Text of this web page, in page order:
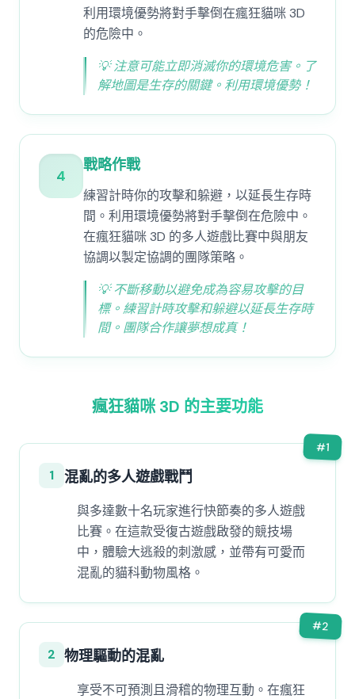
利用環境優勢將對手擊倒在瘋狂貓咪 3D
的危險中。
💡注意可能立即消滅你的環境危害。了
解地圖是生存的關鍵。利用環境優勢！
4
戰略作戰
練習計時你的攻擊和躲避，以延長生存時
間。利用環境優勢將對手擊倒在危險中。
在瘋狂貓咪 3D 的多人遊戲比賽中與朋友
協調以製定協調的團隊策略。
💡不斷移動以避免成為容易攻擊的目
標。練習計時攻擊和躲避以延長生存時
間。團隊合作讓夢想成真！
瘋狂貓咪 3D 的主要功能
#1
1 混亂的多人遊戲戰鬥
與多達數十名玩家進行快節奏的多人遊戲
比賽。在這款受復古遊戲啟發的競技場
中，體驗大逃殺的刺激感，並帶有可愛而
混亂的貓科動物風格。
#2
2 物理驅動的混亂
享受不可預測且滑稽的物理互動。在瘋狂